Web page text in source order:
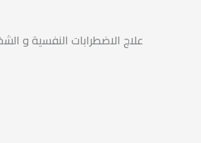
علاج الاضطرابات النفسية و